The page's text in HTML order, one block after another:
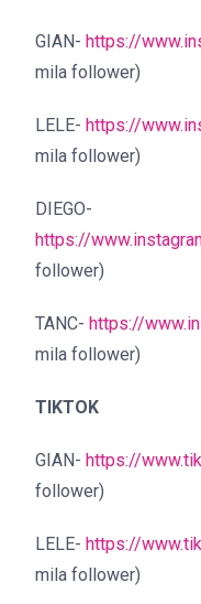
GIAN- https://
mila follower)
LELE- https://
mila follower)
DIEGO-
https://
follower)
TANC- https://
mila follower)
TIKTOK
GIAN- https://
follower)
LELE- https://
mila follower)